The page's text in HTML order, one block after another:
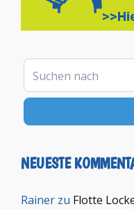
Suchen nach
NEUESTE
Rainer zu Flotte